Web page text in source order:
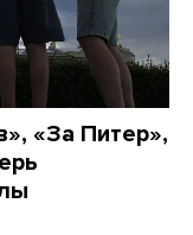
«За Питер»,